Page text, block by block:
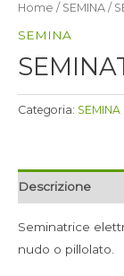
Home / SEMINA /
SEMINA
Categoria: SEMINA
Descrizione
Seminatrice
nudo o pillolato.